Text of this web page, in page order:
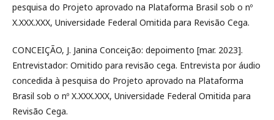
pesquisa do Projeto aprovado na Plataforma Brasil sob o nº
X.XXX.XXX, Universidade Federal Omitida para Revisão Cega.
CONCEIÇÃO, J. Janina Conceição: depoimento [mar. 2023].
Entrevistador: Omitido para revisão cega. Entrevista por áudio
concedida à pesquisa do Projeto aprovado na Plataforma
Brasil sob o nº X.XXX.XXX, Universidade Federal Omitida para
Revisão Cega.